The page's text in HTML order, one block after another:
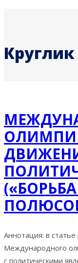
Аннотация: в
Международного
с политическими